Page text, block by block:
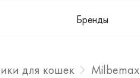
Бренды
для кошек
Milbemax